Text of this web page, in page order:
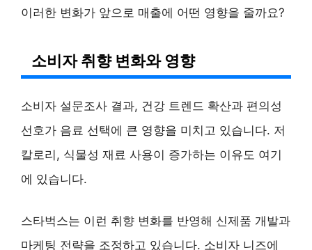
이러한 변화가 앞으로 매출에 어떤 영향을 줄까요?
소비자 취향 변화와 영향
소비자 설문조사 결과, 건강 트렌드 확산과 편의성
선호가 음료 선택에 큰 영향을 미치고 있습니다. 저
칼로리, 식물성 재료 사용이 증가하는 이유도 여기
에 있습니다.
스타벅스는 이런 취향 변화를 반영해 신제품 개발과
마케팅 전략을 조정하고 있습니다. 소비자 니즈에